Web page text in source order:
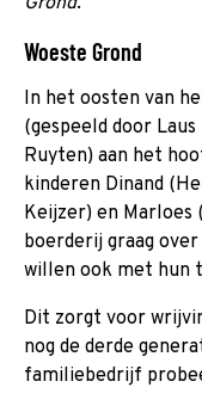
Woeste Grond
In het oosten van
(gespeeld door
Ruyten) aan het
kinderen Dinand
Keijzer) en Marloes
boerderij graag
willen ook met hun
Dit zorgt voor
nog de derde
familiebedrijf